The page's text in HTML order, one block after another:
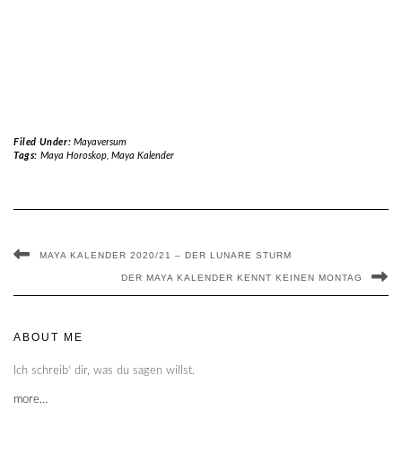
Filed Under: Mayaversum
Tags: Maya Horoskop, Maya Kalender
MAYA KALENDER 2020/21 – DER LUNARE STURM
DER MAYA KALENDER KENNT KEINEN MONTAG
ABOUT ME
Ich schreib‘ dir, was du sagen willst.
more…